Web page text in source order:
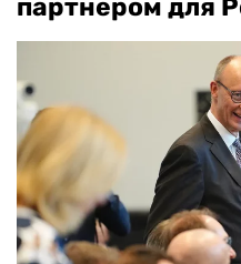
партнером для